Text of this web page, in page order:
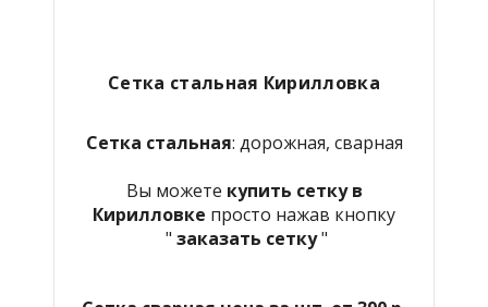
Сетка стальная Кирилловка
Сетка стальная: дорожная, сварная
Вы можете купить сетку в
Кирилловке просто нажав кнопку
" заказать сетку"